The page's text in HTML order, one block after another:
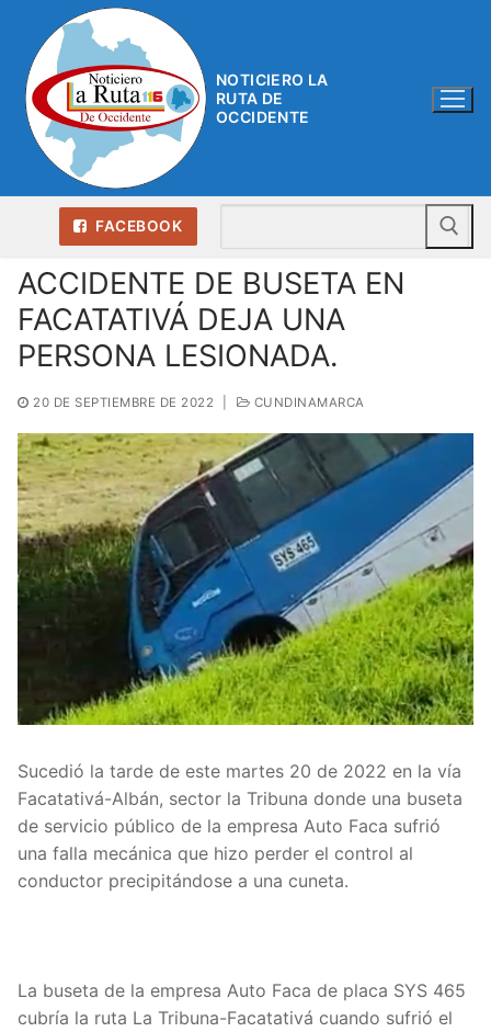
contenido
NOTICIERO LA
RUTA DE
OCCIDENTE
FACEBOOK
ACCIDENTE DE BUSETA EN
FACATATIVÁ DEJA UNA
PERSONA LESIONADA.
20 DE SEPTIEMBRE DE 2022 CUNDINAMARCA
Sucedió la tarde de este martes 20 de 2022 en la vía
Facatativá-Albán, sector la Tribuna donde una buseta
de servicio público de la empresa Auto Faca sufrió
una falla mecánica que hizo perder el control al
conductor precipitándose a una cuneta.
La buseta de la empresa Auto Faca de placa SYS 465
cubría la ruta La Tribuna-Facatativá cuando sufrió el